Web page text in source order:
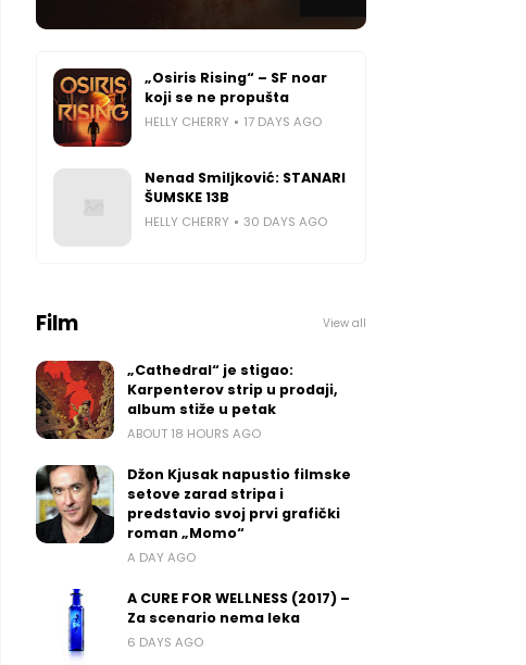
„Osiris Rising“ – SF noar
koji se ne propušta
HELLY CHERRY 17 DAYS AGO
Nenad Smiljković: STANARI
ŠUMSKE 13B
HELLY CHERRY 30 DAYS AGO
Film View all
„Cathedral“ je stigao:
Karpenterov strip u prodaji,
album stiže u petak
ABOUT 18 HOURS AGO
Džon Kjusak napustio filmske
setove zarad stripa i
predstavio svoj prvi grafički
roman „Momo“
A DAY AGO
A CURE FOR WELLNESS (2017) –
Za scenario nema leka
6 DAYS AGO